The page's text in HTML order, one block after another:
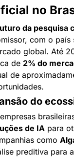
no
da pesquisa
com o país
global. Até
de 2% do
de
do
de IA para
como
preditiva para